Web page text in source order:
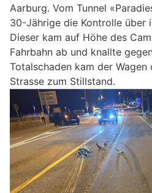
Aarburg. Vom Tunnel
30-Jährige die Kontrolle über
Dieser kam auf Höhe des
Fahrbahn ab und knallte
Totalschaden kam der
Strasse zum Stillstand.